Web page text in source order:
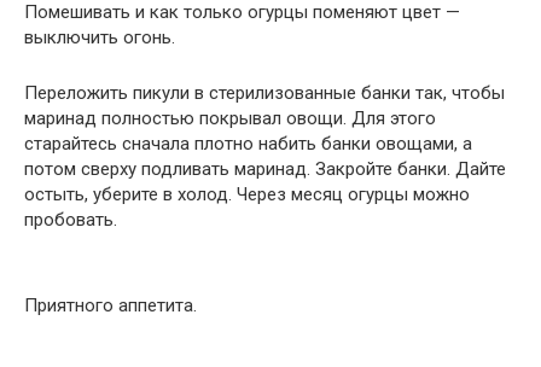
Помешивать и как только огурцы поменяют цвет —
выключить огонь.
Переложить пикули в стерилизованные банки так, чтобы
маринад полностью покрывал овощи. Для этого
старайтесь сначала плотно набить банки овощами, а
потом сверху подливать маринад. Закройте банки. Дайте
остыть, уберите в холод. Через месяц огурцы можно
пробовать.
Приятного аппетита.